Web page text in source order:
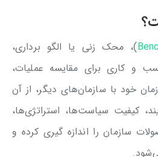
)، محک زنی یا الگو برداری،
و کاری برای مقایسه عملیات،
خود با سازمان‌های دیگر، از آن
کیفیت سیاست‌ها، استراتژی‌ها،
سازمان را اندازه گیری کرده و